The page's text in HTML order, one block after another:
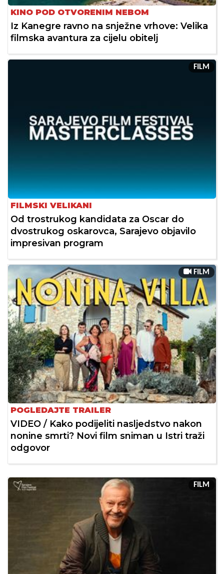
KINO POD OTVORENIM NEBOM
Iz Kanegre ravno na snježne vrhove: Velika
filmska avantura za cijelu obitelj
FILM
FILMSKI VELIKANI
Od trostrukog kandidata za Oscar do
dvostrukog oskarovca, Sarajevo objavilo
impresivan program
FILM
POGLEDAJTE TRAILER
VIDEO / Kako podijeliti nasljedstvo nakon
nonine smrti? Novi film sniman u Istri traži
odgovor
FILM